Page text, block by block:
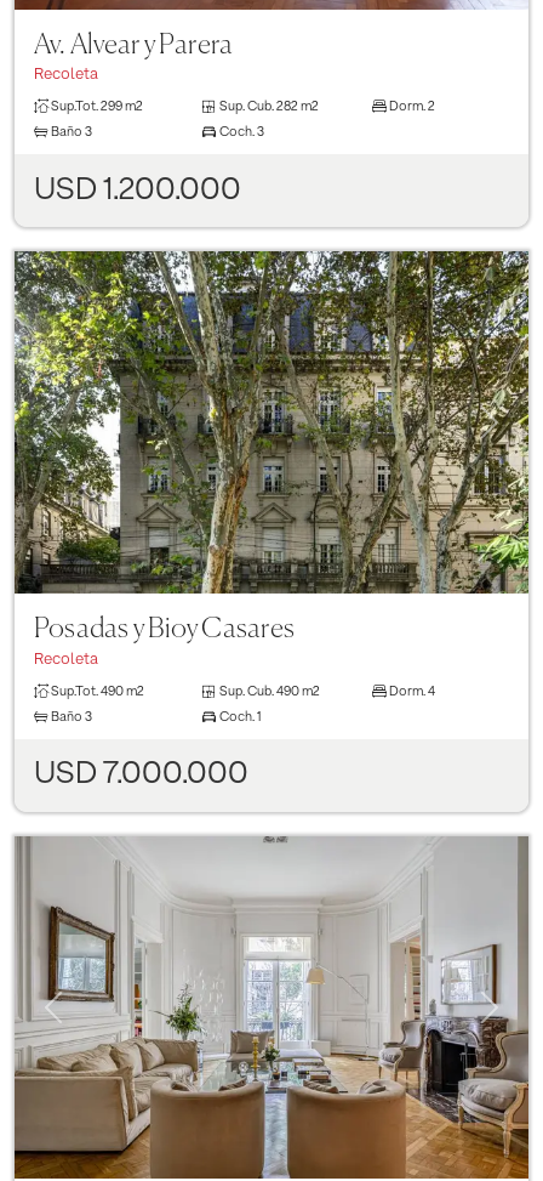
Av. Alvear y Parera
Recoleta
Sup.Tot. 299 m2 Sup. Cub. 282 m2 Dorm. 2
Baño 3 Coch. 3
USD 1.200.000
Previous Next
Posadas y Bioy Casares
Recoleta
Sup.Tot. 490 m2 Sup. Cub. 490 m2 Dorm. 4
Baño 3 Coch. 1
USD 7.000.000
Previous Next